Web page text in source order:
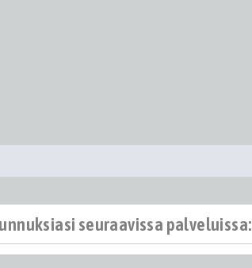
seuraavissa palveluissa: